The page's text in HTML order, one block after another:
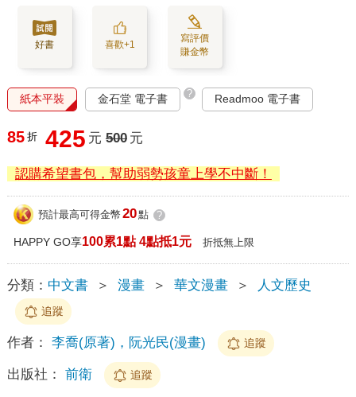
好書 喜歡+1
寫評價
賺金幣
紙本平裝 金石堂 電子書 ? Readmoo 電子書
85 折 425 元 500 元
認購希望書包，幫助弱勢孩童上學不中斷！
預計最高可得金幣 20點 ?
HAPPY GO享100累1點 4點抵1元 折抵無上限
分類： 中文書 ＞ 漫畫 ＞ 華文漫畫 ＞ 人文歷史
追蹤
作者： 李喬(原著)，阮光民(漫畫) 追蹤
出版社： 前衛 追蹤